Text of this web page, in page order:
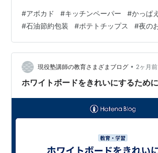
化が進めば、太平洋沿岸の柑橘類を育てて
いずれミカンもレモンも育てづらい地域に
その時に代替となるのがアボカドと目され
て、我が家の周囲は柑橘農家がたくさん
えたのに、今はもう腰の高さまで育ってい
る。そして自室では、数週間前に食べた後
#アボカド #キッチンペーパー #かっぱ
#石油節約包装 #ポテトチップス #夜の
現役塾講師の教育さまざまブログ • 2ヶ月前
ホワイトボードをきれいにするために